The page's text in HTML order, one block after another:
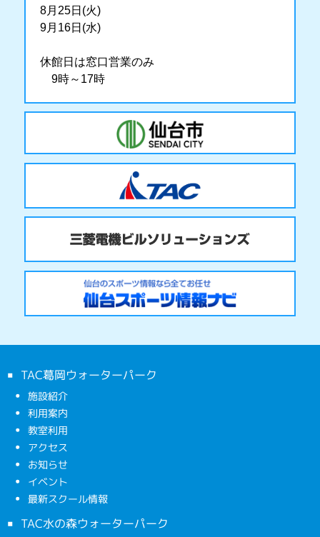
8月25日(火)
9月16日(水)
休館日は窓口営業のみ
9時～17時
TAC葛岡ウォーターパーク
施設紹介
利用案内
教室利用
アクセス
お知らせ
イベント
最新スクール情報
TAC水の森ウォーターパーク